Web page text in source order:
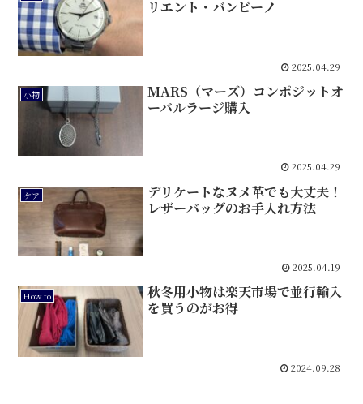
リエント・バンビーノ
2025.04.29
小物
MARS（マーズ）コンポジットオ
ーバルラージ購入
2025.04.29
ケア
デリケートなヌメ革でも大丈夫！
レザーバッグのお手入れ方法
2025.04.19
How to
秋冬用小物は楽天市場で並行輸入
を買うのがお得
2024.09.28